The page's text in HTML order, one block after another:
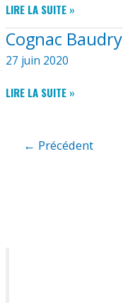
ADS
MARIO
DE
SOUZA
SANTOS
ARMIDO
LIRE LA SUITE »
Cognac Baudry
27 juin 2020
COGNAC
LIRE LA SUITE »
← Précédent